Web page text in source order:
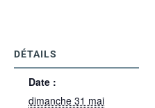
DÉTAILS
Date :
dimanche 31 mai